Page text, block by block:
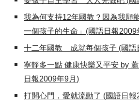
我為何支持12年國教？因為我願
一個孩子的生命」(國語日報2009
十二年國教 成就每個孩子 (國語
寧靜多一點 健康快樂又平安 by
日報2009年9月)
打開心門，愛就流動了 (國語日